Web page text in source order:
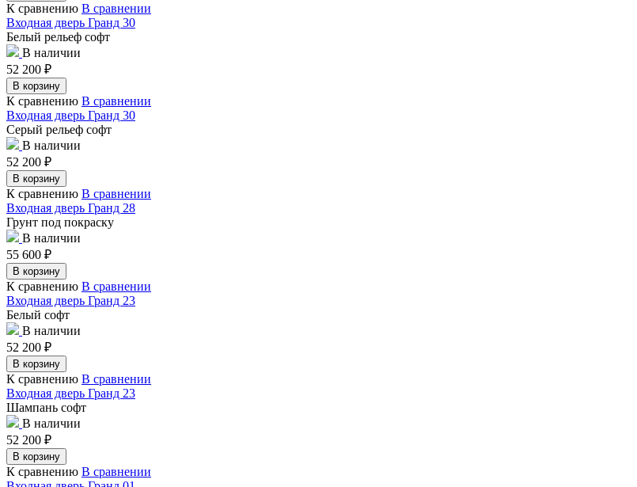
К сравнению В сравнении
Входная дверь Гранд 30
Белый рельеф софт
В наличии
52 200 ₽
В корзину
К сравнению В сравнении
Входная дверь Гранд 30
Серый рельеф софт
В наличии
52 200 ₽
В корзину
К сравнению В сравнении
Входная дверь Гранд 28
Грунт под покраску
В наличии
55 600 ₽
В корзину
К сравнению В сравнении
Входная дверь Гранд 23
Белый софт
В наличии
52 200 ₽
В корзину
К сравнению В сравнении
Входная дверь Гранд 23
Шампань софт
В наличии
52 200 ₽
В корзину
К сравнению В сравнении